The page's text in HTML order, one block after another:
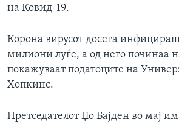
на Ковид-19.
Корона вирусот досега
милиони луѓе, а од него починаа
покажуваат податоците на
Хопкинс.
Претседателот Џо Бајден во мај